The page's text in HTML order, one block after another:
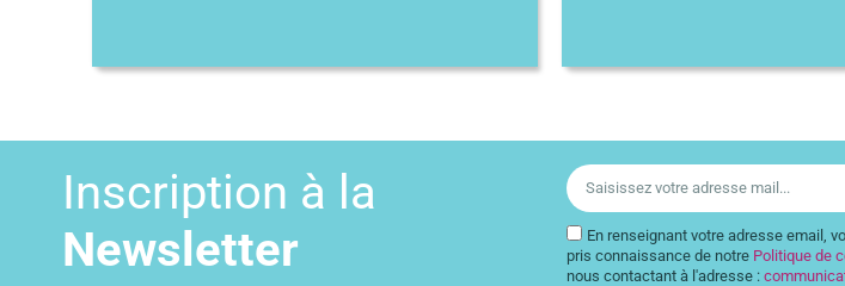
Inscription à la
Newsletter
En renseignant votre adresse email,
pris connaissance de notre Politique de
nous contactant à l'adresse :